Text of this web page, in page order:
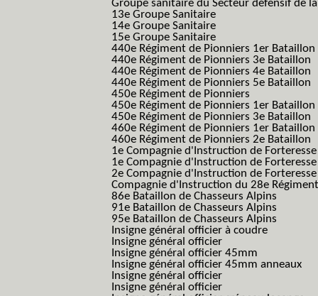
Groupe sanitaire du Secteur défensif de
13e Groupe Sanitaire
14e Groupe Sanitaire
15e Groupe Sanitaire
440e Régiment de Pionniers 1er Bataillon
440e Régiment de Pionniers 3e Bataillon
440e Régiment de Pionniers 4e Bataillon
440e Régiment de Pionniers 5e Bataillon
450e Régiment de Pionniers
450e Régiment de Pionniers 1er Bataillon
450e Régiment de Pionniers 3e Bataillon
460e Régiment de Pionniers 1er Bataillon
460e Régiment de Pionniers 2e Bataillon
1e Compagnie d'Instruction de
1e Compagnie d'Instruction de
2e Compagnie d'Instruction de
Compagnie d'Instruction du 28e
86e Bataillon de Chasseurs Alpins
91e Bataillon de Chasseurs Alpins
95e Bataillon de Chasseurs Alpins
Insigne général officier à coudre
Insigne général officier
Insigne général officier 45mm
Insigne général officier 45mm anneaux
Insigne général officier
Insigne général officier